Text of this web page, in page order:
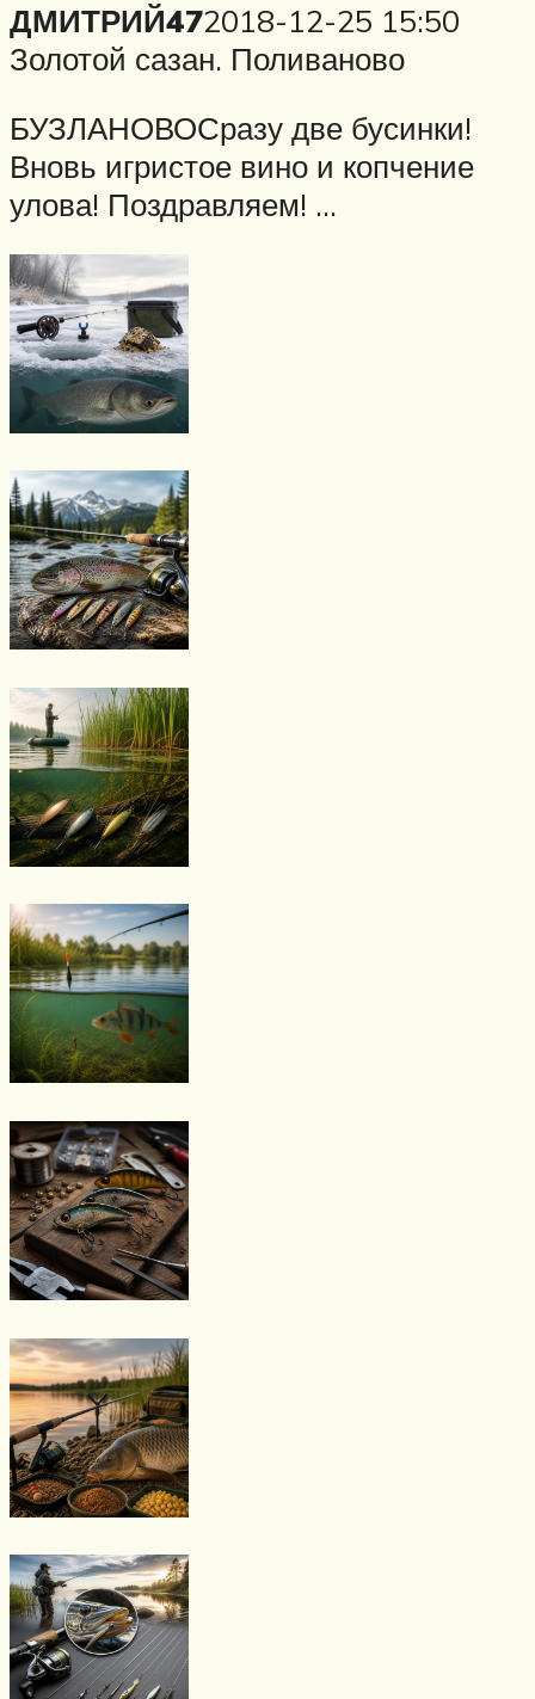
ДМИТРИЙ472018-12-25 15:50
Золотой сазан. Поливаново
БУЗЛАНОВОСразу две бусинки!
Вновь игристое вино и копчение
улова! Поздравляем! …